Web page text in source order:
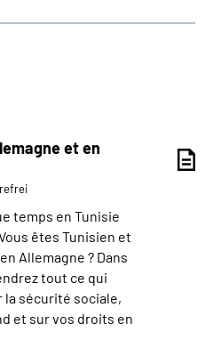
et en
temps en Tunisie
êtes Tunisien et
Allemagne ? Dans
tout ce qui
la sécurité sociale,
et sur vos droits en